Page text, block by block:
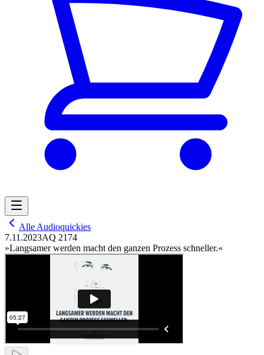
Alle Audioquickies
7.11.2023AQ 2174
»Langsamer werden macht den ganzen Prozess schneller.«